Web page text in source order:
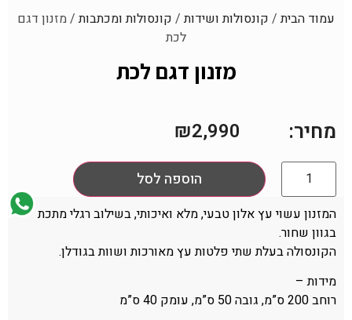
עמוד הבית/ קונסולות ושידות/ קונסולות ומכתבות/ מזנון דגם
לכת
מזנון דגם לכת
מחיר: ₪2,990
הוספה לסל
המזנון עשוי עץ אלון טבעי, מלא ואיכותי, בשילוב רגלי מתכת
בגוון שחור.
הקונסולה בעלת שתי פלטות עץ מאורכות ושוות בגודלן.
מידות –
רוחב 200 ס”מ, גובה 50 ס”מ, עומק 40 ס”מ